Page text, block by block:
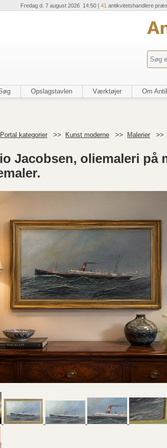
Fredag d. 7 august 2026 14:50 | 41 antikvitetshandlere
Opslagstavlen Værktøjer Om
Portal kategorier >> Kunst moderne >> Malerier >>
Jacobsen, oliemaleri på